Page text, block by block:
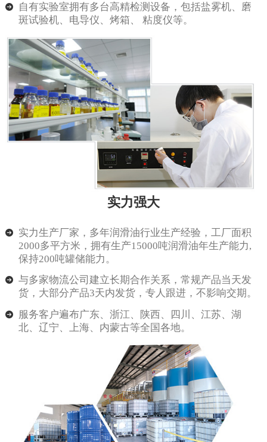
自有实验室拥有多台高精检测设备，包括盐雾机、磨
斑试验机、电导仪、烤箱、 粘度仪等。
实力强大
实力生产厂家，多年润滑油行业生产经验，工厂面积
2000多平方米，拥有生产15000吨润滑油年生产能力,
保持200吨罐储能力。
与多家物流公司建立长期合作关系，常规产品当天发
货，大部分产品3天内发货，专人跟进，不影响交期。
服务客户遍布广东、浙江、陕西、四川、江苏、湖
北、辽宁、上海、内蒙古等全国各地。